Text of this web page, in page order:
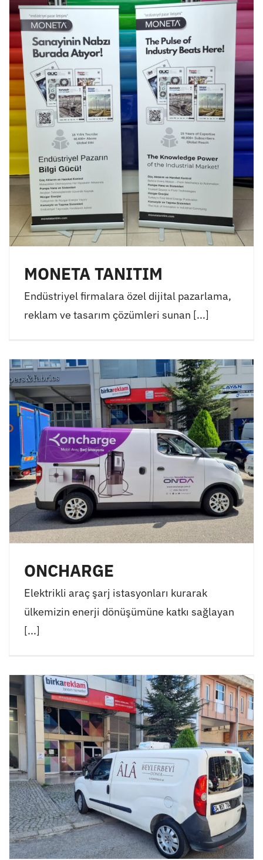
MONETA TANITIM
Endüstriyel firmalara özel dijital pazarlama,
reklam ve tasarım çözümleri sunan [...]
ONCHARGE
Elektrikli araç şarj istasyonları kurarak
ülkemizin enerji dönüşümüne katkı sağlayan
[...]